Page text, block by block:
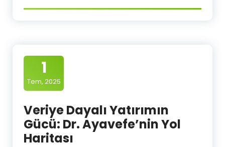
1
Tem, 2025
Veriye Dayalı Yatırımın
Gücü: Dr. Ayavefe’nin Yol
Haritası